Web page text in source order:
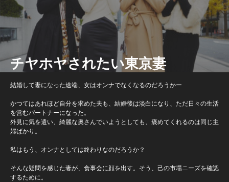
チヤホヤされたい東京妻
結婚して妻になった途端、女はオンナでなくなるのだろうかー
かつてはあれほど自分を求めた夫も、結婚後は淡白になり、ただ日々の生活
を営むパートナーになった。
外見に気を遣い、綺麗な奥さんでいようとしても、褒めてくれるのは同じ主
婦ばかり。
私はもう、オンナとしては終わりなのだろうか？
そんな疑問を感じた妻が、食事会に顔を出す。そう、己の市場ニーズを確認
するために。